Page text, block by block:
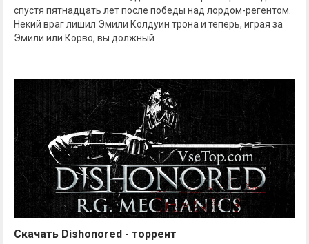
спустя пятнадцать лет после победы над лордом-регентом.
Некий враг лишил Эмили Колдуин трона и теперь, играя за
Эмили или Корво, вы должный
Скачать Dishonored - торрент